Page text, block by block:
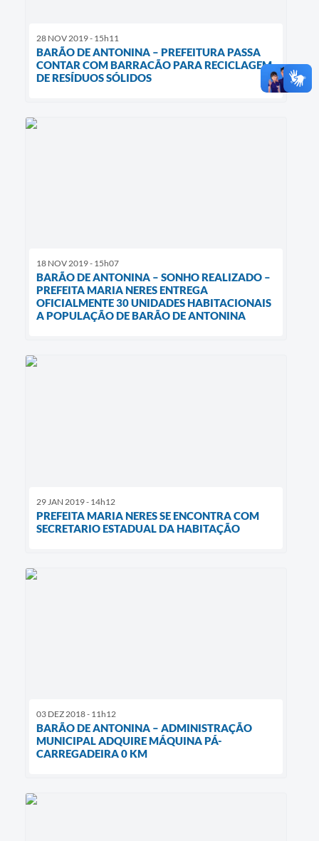
28 NOV 2019 - 15h11
BARÃO DE ANTONINA – PREFEITURA PASSA
CONTAR COM BARRACÃO PARA RECICLAGEM
DE RESÍDUOS SÓLIDOS
18 NOV 2019 - 15h07
BARÃO DE ANTONINA – SONHO REALIZADO –
PREFEITA MARIA NERES ENTREGA
OFICIALMENTE 30 UNIDADES HABITACIONAIS
A POPULAÇÃO DE BARÃO DE ANTONINA
29 JAN 2019 - 14h12
PREFEITA MARIA NERES SE ENCONTRA COM
SECRETARIO ESTADUAL DA HABITAÇÃO
03 DEZ 2018 - 11h12
BARÃO DE ANTONINA – ADMINISTRAÇÃO
MUNICIPAL ADQUIRE MÁQUINA PÁ-
CARREGADEIRA 0 KM